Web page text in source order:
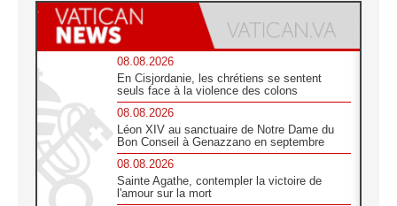
08.08.2026
En Cisjordanie, les chrétiens se sentent
seuls face à la violence des colons
08.08.2026
Léon XIV au sanctuaire de Notre Dame du
Bon Conseil à Genazzano en septembre
08.08.2026
Sainte Agathe, contempler la victoire de
l'amour sur la mort